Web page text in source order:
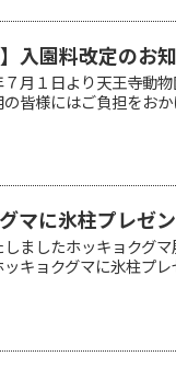
】入園料改定のお
月１日より天王寺動
皆様にはご負担をおか
グマに氷柱プレゼ
ましたホッキョクグ
キョクグマに氷柱プレ